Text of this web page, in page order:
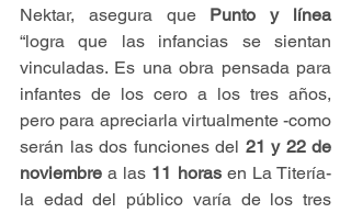
Nektar, asegura que Punto y línea
“logra que las infancias se sientan
vinculadas. Es una obra pensada para
infantes de los cero a los tres años,
pero para apreciarla virtualmente -como
serán las dos funciones del 21 y 22 de
noviembre a las 11 horas en La Titería-
la edad del público varía de los tres